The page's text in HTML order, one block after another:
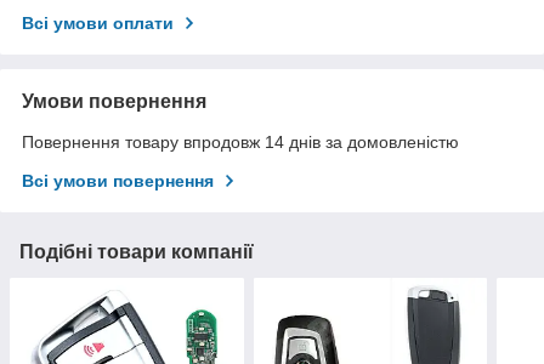
Всі умови оплати
Умови повернення
Повернення товару впродовж 14 днів за домовленістю
Всі умови повернення
Подібні товари компанії